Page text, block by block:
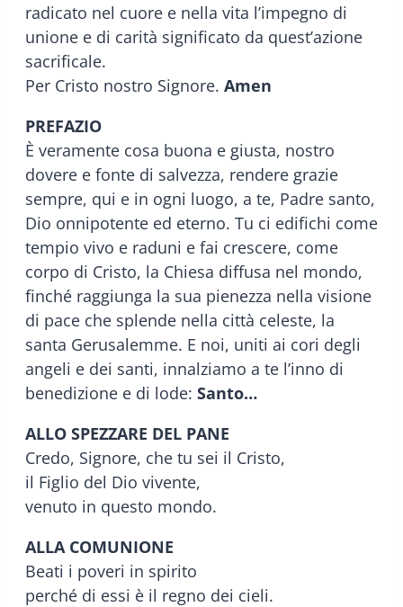
radicato nel cuore e nella vita l’impegno di
unione e di carità significato da quest’azione
sacrificale.
Per Cristo nostro Signore. Amen
PREFAZIO
È veramente cosa buona e giusta, nostro
dovere e fonte di salvezza, rendere grazie
sempre, qui e in ogni luogo, a te, Padre santo,
Dio onnipotente ed eterno. Tu ci edifichi come
tempio vivo e raduni e fai crescere, come
corpo di Cristo, la Chiesa diffusa nel mondo,
finché raggiunga la sua pienezza nella visione
di pace che splende nella città celeste, la
santa Gerusalemme. E noi, uniti ai cori degli
angeli e dei santi, innalziamo a te l’inno di
benedizione e di lode: Santo…
ALLO SPEZZARE DEL PANE
Credo, Signore, che tu sei il Cristo,
il Figlio del Dio vivente,
venuto in questo mondo.
ALLA COMUNIONE
Beati i poveri in spirito
perché di essi è il regno dei cieli.